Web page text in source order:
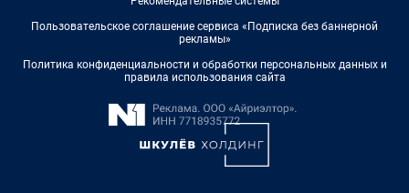
Пользовательское соглашение сервиса «Подписка без баннерной
рекламы»
Политика конфиденциальности и обработки персональных данных и
правила использования сайта